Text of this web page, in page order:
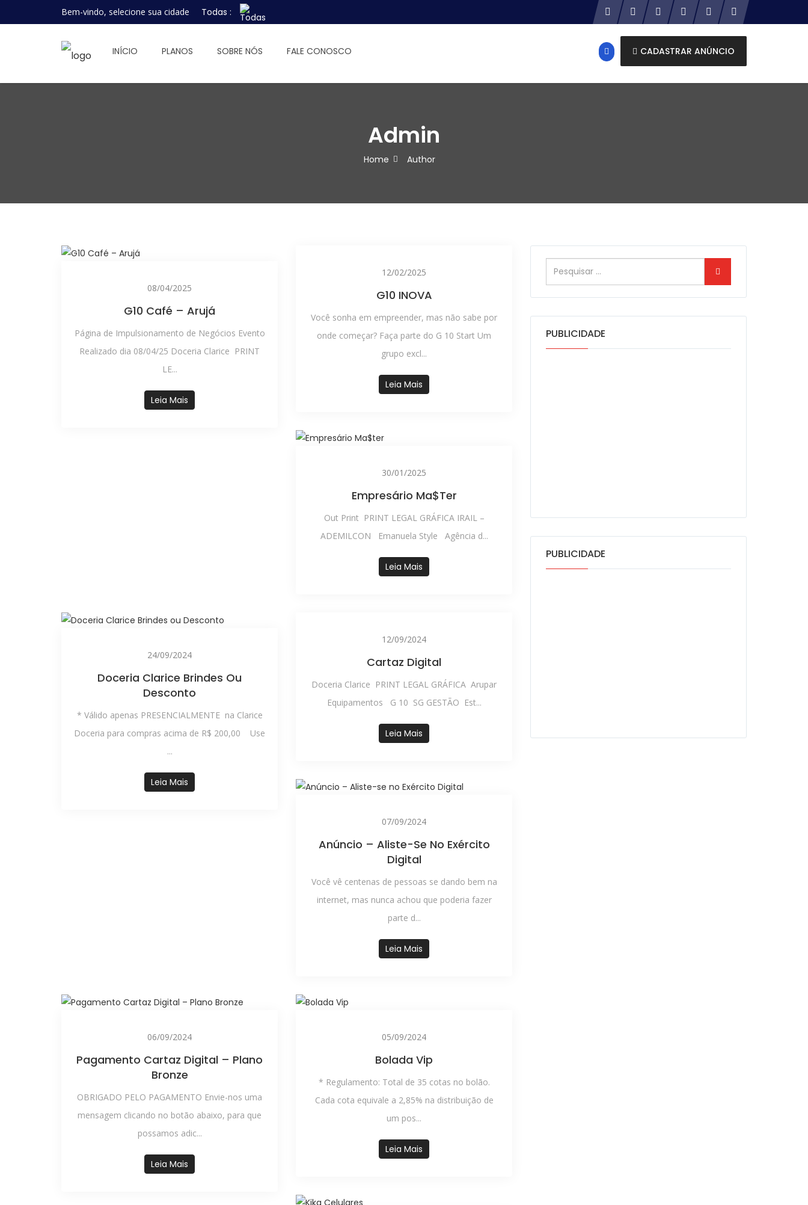
Bem-vindo, selecione sua cidade Todas :
CADASTRAR ANÚNCIO
INÍCIO PLANOS SOBRE NÓS FALE CONOSCO
Admin
Home Author
08/04/2025
G10 Café – Arujá
Página de Impulsionamento de Negócios Evento
Realizado dia 08/04/25 Doceria Clarice PRINT
LE...
Leia Mais
12/02/2025
G10 INOVA
Você sonha em empreender, mas não sabe por
onde começar? Faça parte do G 10 Start Um
grupo excl...
Leia Mais
30/01/2025
Empresário Ma$ter
Out Print PRINT LEGAL GRÁFICA IRAIL –
ADEMILCON Emanuela Style Agência d...
Leia Mais
24/09/2024
Doceria Clarice Brindes Ou
Desconto
* Válido apenas PRESENCIALMENTE na Clarice
Doceria para compras acima de R$ 200,00 Use
...
Leia Mais
12/09/2024
Cartaz Digital
Doceria Clarice PRINT LEGAL GRÁFICA Arupar
Equipamentos G 10 SG GESTÃO Est...
Leia Mais
07/09/2024
Anúncio – Aliste-Se No Exército
Digital
Você vê centenas de pessoas se dando bem na
internet, mas nunca achou que poderia fazer
parte d...
Leia Mais
06/09/2024
Pagamento Cartaz Digital – Plano
Bronze
OBRIGADO PELO PAGAMENTO Envie-nos uma
mensagem clicando no botão abaixo, para que
possamos adic...
Leia Mais
05/09/2024
Bolada Vip
* Regulamento: Total de 35 cotas no bolão.
Cada cota equivale a 2,85% na distribuição de
um pos...
Leia Mais
PUBLICIDADE
PUBLICIDADE